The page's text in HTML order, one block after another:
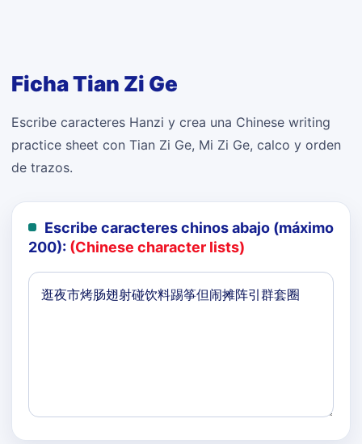
Ficha Tian Zi Ge
Escribe caracteres Hanzi y crea una Chinese writing
practice sheet con Tian Zi Ge, Mi Zi Ge, calco y orden
de trazos.
Escribe caracteres chinos abajo (máximo
200): (Chinese character lists)